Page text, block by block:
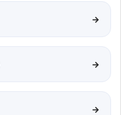
→
→
→